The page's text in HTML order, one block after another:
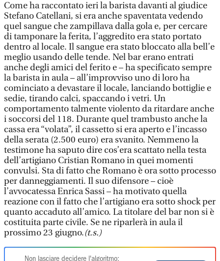
Come ha raccontato ieri la barista davanti al giudice
Stefano Catellani, si era anche spaventata vedendo
quel sangue che zampillava dalla gola e, per cercare
di tamponare la ferita, l’aggredito era stato portato
dentro al locale. Il sangue era stato bloccato alla bell’e
meglio usando delle tende. Nel bar erano entrati
anche degli amici del ferito e – ha specificato sempre
la barista in aula – all’improvviso uno di loro ha
cominciato a devastare il locale, lanciando bottiglie e
sedie, tirando calci, spaccando i vetri. Un
comportamento talmente violento da ritardare anche
i soccorsi del 118. Durante quel trambusto anche la
cassa era “volata”, il cassetto si era aperto e l’incasso
della serata (2.500 euro) era svanito. Nemmeno la
testimone ha saputo dire cos’era scattato nella testa
dell’artigiano Cristian Romano in quei momenti
convulsi. Sta di fatto che Romano è ora sotto processo
per danneggiamenti. Il suo difensore – cioè
l’avvocatessa Enrica Sassi – ha motivato quella
reazione con il fatto che l’artigiano era sotto shock per
quanto accaduto all’amico. La titolare del bar non si è
costituita parte civile. Se ne riparlerà in aula il
prossimo 23 giugno.(t.s.)
Non lasciare decidere l'algoritmo: